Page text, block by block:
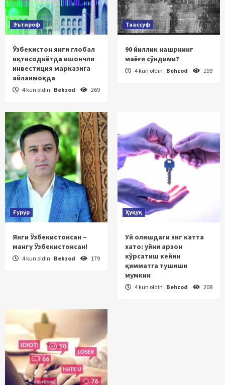
Эътироф
Ўзбекистон янги глобал
иқтисодиётда ишончли
инвестиция марказига
айланмоқда
4 kun oldin Behzod 269
Таассуф
90 йиллик нашрнинг
маёғи сўндими?
4 kun oldin Behzod 199
Ғурур
Янги Ўзбекистонсан –
мангу Ўзбекистонсан!
4 kun oldin Behzod 179
Ҳуқуқ
Уй олишдаги энг катта
хато: уйни арзон
кўрсатиш кейин
қимматга тушиши
мумкин
4 kun oldin Behzod 208